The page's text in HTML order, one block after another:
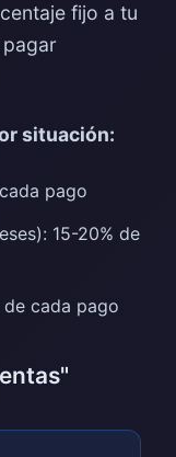
fijo a tu
situación:
pago
15-20% de
de cada pago